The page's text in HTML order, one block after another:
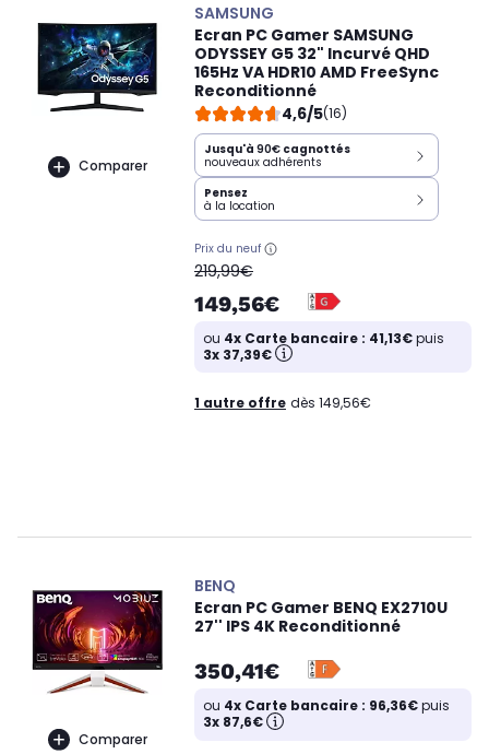
Comparer
SAMSUNG
Ecran PC Gamer SAMSUNG
ODYSSEY G5 32" Incurvé QHD
165Hz VA HDR10 AMD FreeSync
Reconditionné
4,6/5(16)
Jusqu'à 90€ cagnottés
nouveaux adhérents
Pensez
à la location
Prix du neuf
oldPrice
219,99€
149,56€
ou 4x Carte bancaire : 41,13€puis
3x 37,39€
1 autre offre dès 149,56€
Comparer
BENQ
Ecran PC Gamer BENQ EX2710U
27'' IPS 4K Reconditionné
350,41€
ou 4x Carte bancaire : 96,36€puis
3x 87,6€